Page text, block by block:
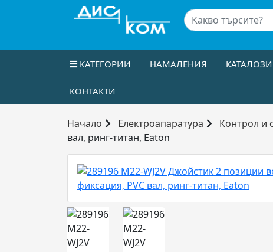
КАТЕГОРИИ НАМАЛЕНИЯ КАТАЛОЗИ
КОНТАКТИ
Начало Електроапаратура Контрол и
вал, ринг-титан, Eaton